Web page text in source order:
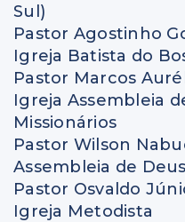
Sul)
Pastor Agostinho
Igreja Batista do
Pastor Marcos
Igreja Assembleia
Missionários
Pastor Wilson
Assembleia de
Pastor Osvaldo
Igreja Metodista